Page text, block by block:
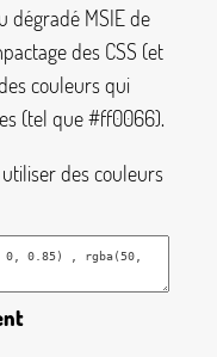
dégradé MSIE de
des CSS (et
couleurs qui
(tel que#ff0066).
des couleurs